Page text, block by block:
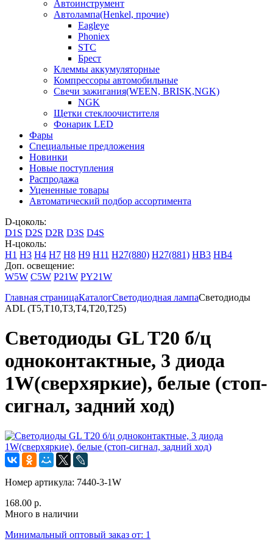
Автоинструмент
Автолампа(Henkel, прочие)
Eagleye
Phoniex
STC
Брест
Клеммы аккумуляторные
Компрессоры автомобильные
Свечи зажигания(WEEN, BRISK,NGK)
NGK
Щетки стеклоочистителя
Фонарик LED
Фары
Специальные предложения
Новинки
Новые поступления
Распродажа
Уцененные товары
Автоматический подбор ассортимента
D-цоколь:
D1S D2S D2R D3S D4S
H-цоколь:
H1 H3 H4 H7 H8 H9 H11 H27(880) H27(881) HB3 HB4
Доп. освещение:
W5W C5W P21W PY21W
Главная страницаКаталогСветодиодная лампаСветодиоды
ADL (T5,T10,T3,T4,T20,T25)
Светодиоды GL T20 б/ц
одноконтактные, 3 диода
1W(сверхяркие), белые (стоп-
сигнал, задний ход)
Номер артикула: 7440-3-1W
168.00 р.
Много в наличии
Минимальный оптовый заказ от: 1